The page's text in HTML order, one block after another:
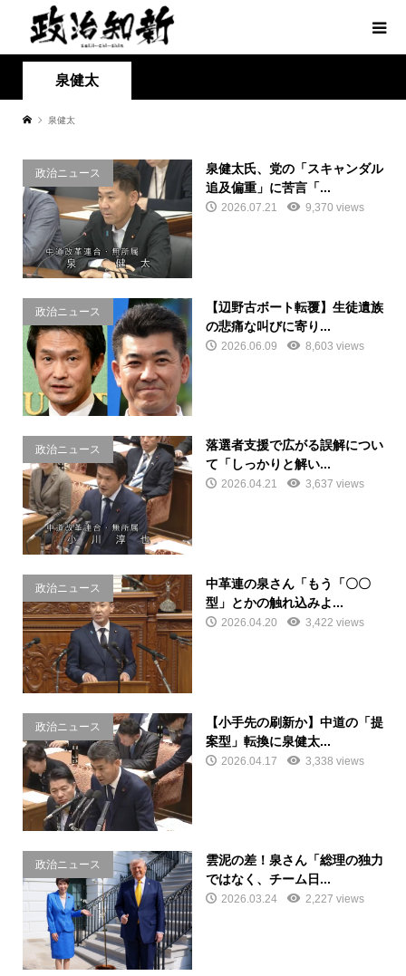
泉健太
泉健太
政治ニュース
泉健太氏、党の「スキャンダル
追及偏重」に苦言「...
2026.07.21 9,370 views
政治ニュース
【辺野古ボート転覆】生徒遺族
の悲痛な叫びに寄り...
2026.06.09 8,603 views
政治ニュース
落選者支援で広がる誤解につい
て「しっかりと解い...
2026.04.21 3,637 views
政治ニュース
中革連の泉さん「もう「〇〇
型」とかの触れ込みよ...
2026.04.20 3,422 views
政治ニュース
【小手先の刷新か】中道の「提
案型」転換に泉健太...
2026.04.17 3,338 views
政治ニュース
雲泥の差！泉さん「総理の独力
ではなく、チーム日...
2026.03.24 2,227 views